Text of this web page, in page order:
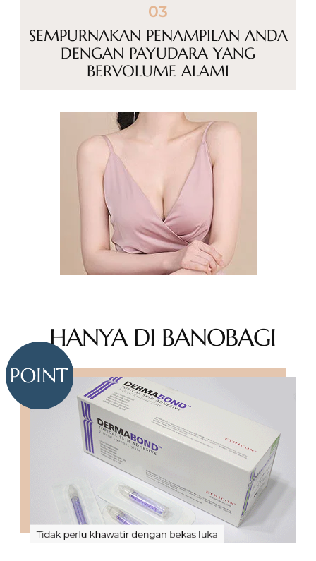
03
SEMPURNAKAN PENAMPILAN ANDA
DENGAN PAYUDARA YANG
BERVOLUME ALAMI
HANYA DI BANOBAGI